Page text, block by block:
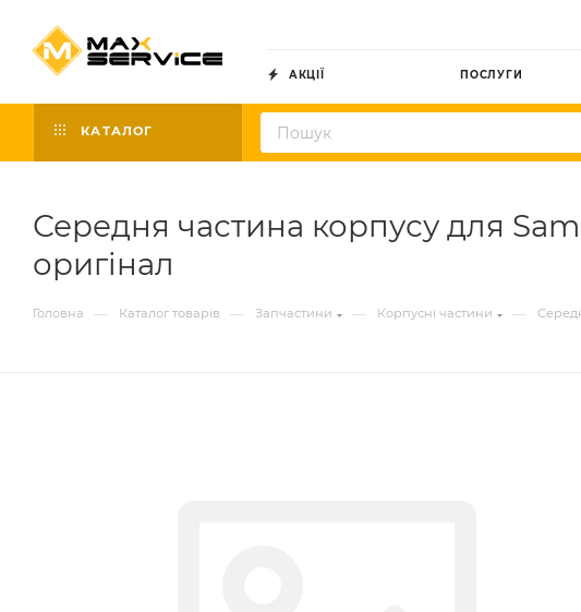
АКЦІЇ ПОСЛУГИ
КАТАЛОГ
Середня частина корпусу для
оригінал
Головна — Каталог товарів — Запчастини — Корпусні частини —